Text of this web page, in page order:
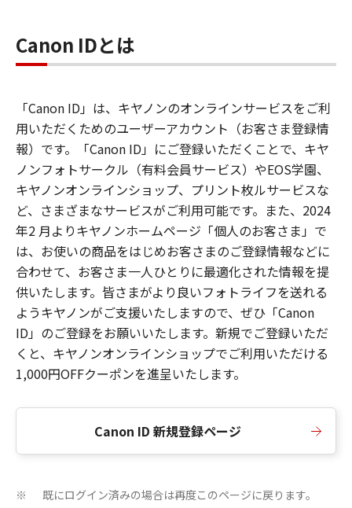
Canon IDとは
「Canon ID」は、キヤノンのオンラインサービスをご利
用いただくためのユーザーアカウント（お客さま登録情
報）です。「Canon ID」にご登録いただくことで、キヤ
ノンフォトサークル（有料会員サービス）やEOS学園、
キヤノンオンラインショップ、プリント枚ルサービスな
ど、さまざまなサービスがご利用可能です。また、2024
年2 月よりキヤノンホームページ「個人のお客さま」で
は、お使いの商品をはじめお客さまのご登録情報などに
合わせて、お客さま一人ひとりに最適化された情報を提
供いたします。皆さまがより良いフォトライフを送れる
ようキヤノンがご支援いたしますので、ぜひ「Canon
ID」のご登録をお願いいたします。新規でご登録いただ
くと、キヤノンオンラインショップでご利用いただける
1,000円OFFクーポンを進呈いたします。
Canon ID 新規登録ページ
※ 既にログイン済みの場合は再度このページに戻ります。